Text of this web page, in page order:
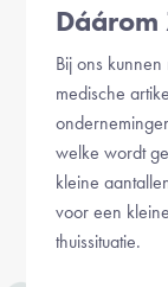
Bij ons
medische
welke wordt
kleine
voor een
thuissituatie.